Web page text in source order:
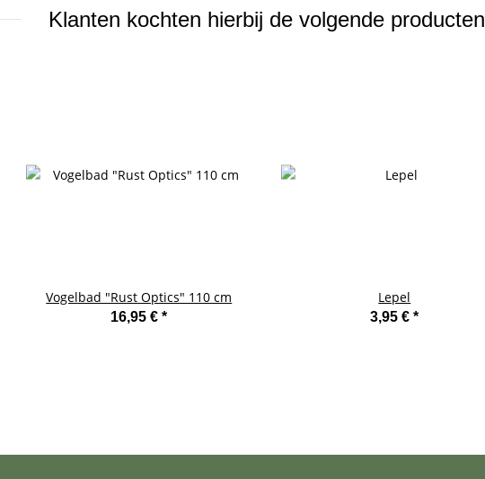
Klanten kochten hierbij de volgende producten
Vogelbad "Rust Optics" 110 cm
16,95 €*
Lepel
3,95 €*